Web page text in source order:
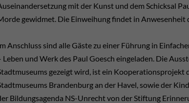
mit der Kunst und dem Schicksal
gewidmet. Die Einweihung findet in
Anschluss sind alle Gäste zu einer Führung in
Leben und Werk des Paul Goesch eingeladen. Die
gezeigt wird, ist ein
Brandenburg an der Havel, sowie der
Bildungsagenda NS-Unrecht von der Stiftung